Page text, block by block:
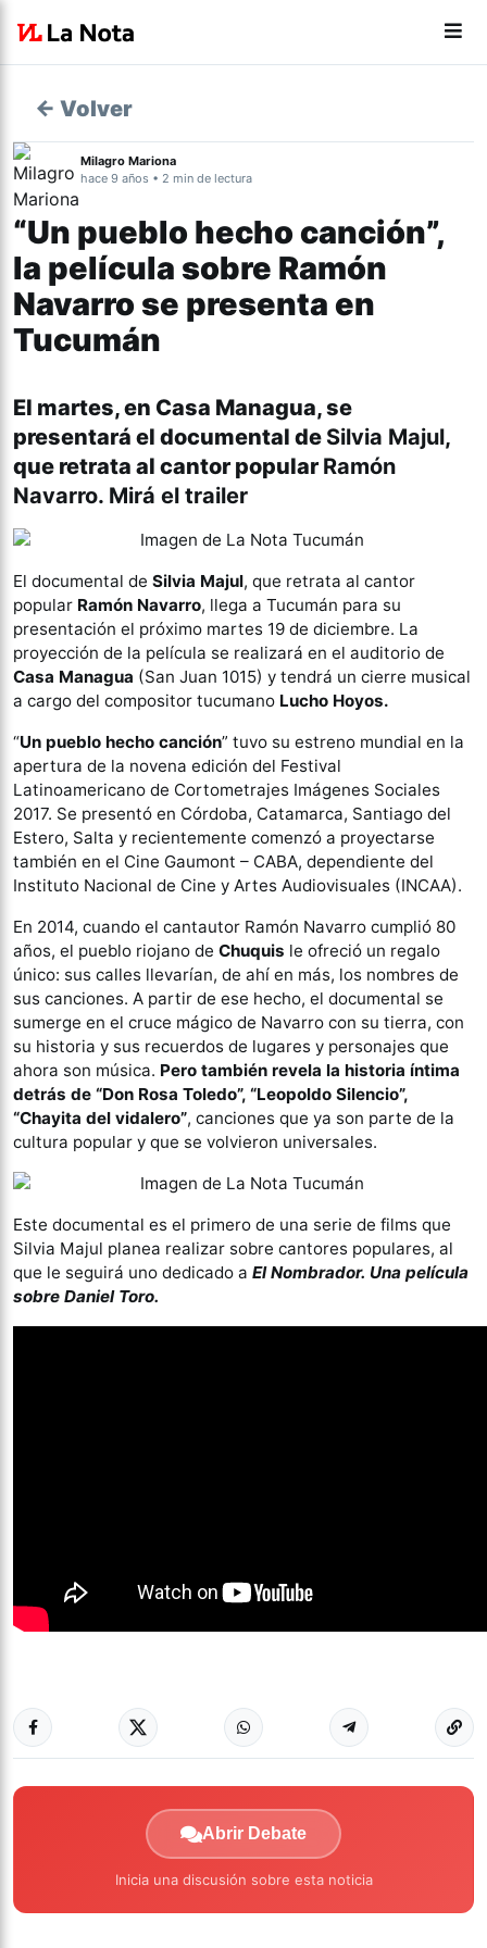
← Volver
Milagro Mariona
hace 9 años • 2 min de lectura
“Un pueblo hecho canción”,
la película sobre Ramón
Navarro se presenta en
Tucumán
El martes, en Casa Managua, se
presentará el documental de Silvia Majul,
que retrata al cantor popular Ramón
Navarro. Mirá el trailer
El documental de Silvia Majul, que retrata al cantor
popular Ramón Navarro, llega a Tucumán para su
presentación el próximo martes 19 de diciembre. La
proyección de la película se realizará en el auditorio de
Casa Managua (San Juan 1015) y tendrá un cierre musical
a cargo del compositor tucumano Lucho Hoyos.
“Un pueblo hecho canción” tuvo su estreno mundial en la
apertura de la novena edición del Festival
Latinoamericano de Cortometrajes Imágenes Sociales
2017. Se presentó en Córdoba, Catamarca, Santiago del
Estero, Salta y recientemente comenzó a proyectarse
también en el Cine Gaumont – CABA, dependiente del
Instituto Nacional de Cine y Artes Audiovisuales (INCAA).
En 2014, cuando el cantautor Ramón Navarro cumplió 80
años, el pueblo riojano de Chuquis le ofreció un regalo
único: sus calles llevarían, de ahí en más, los nombres de
sus canciones. A partir de ese hecho, el documental se
sumerge en el cruce mágico de Navarro con su tierra, con
su historia y sus recuerdos de lugares y personajes que
ahora son música. Pero también revela la historia íntima
detrás de “Don Rosa Toledo”, “Leopoldo Silencio”,
“Chayita del vidalero”, canciones que ya son parte de la
cultura popular y que se volvieron universales.
Este documental es el primero de una serie de films que
Silvia Majul planea realizar sobre cantores populares, al
que le seguirá uno dedicado a El Nombrador. Una película
sobre Daniel Toro.
Abrir Debate
Inicia una discusión sobre esta noticia